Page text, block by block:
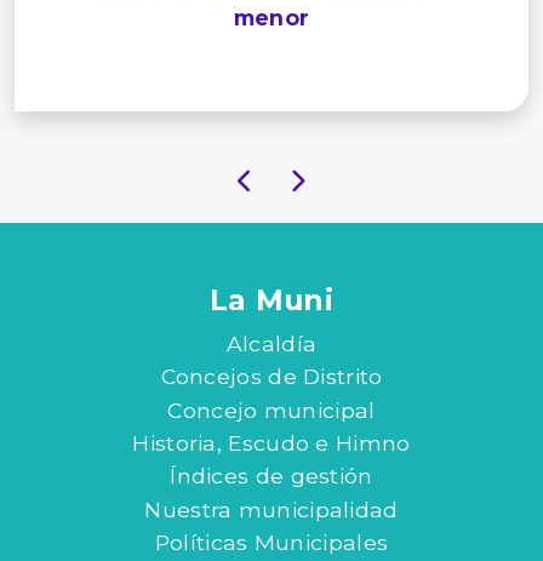
menor
La Muni
Alcaldía
Concejos de Distrito
Concejo municipal
Historia, Escudo e Himno
Índices de gestión
Nuestra municipalidad
Políticas Municipales